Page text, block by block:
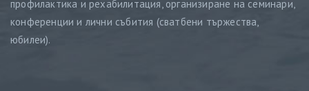
профилактика и рехабилитация, организиране на семинари,
конференции и лични събития (сватбени тържества,
юбилеи).